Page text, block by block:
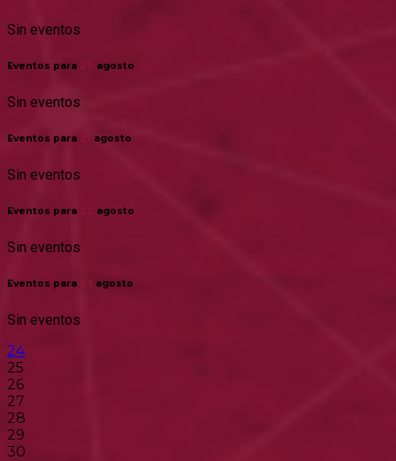
Sin eventos
Eventos para agosto
Sin eventos
Eventos para agosto
Sin eventos
Eventos para agosto
Sin eventos
Eventos para 23 agosto
Sin eventos
24
25
26
27
28
29
30